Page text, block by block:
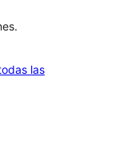
lasvaloraciones